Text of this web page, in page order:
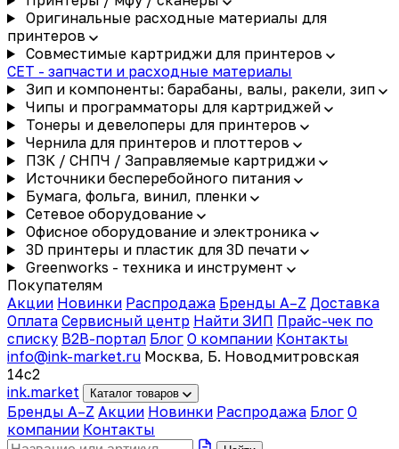
Оригинальные расходные материалы для
принтеров
Совместимые картриджи для принтеров
CET - запчасти и расходные материалы
Зип и компоненты: барабаны, валы, ракели, зип
Чипы и программаторы для картриджей
Тонеры и девелоперы для принтеров
Чернила для принтеров и плоттеров
ПЗК / СНПЧ / Заправляемые картриджи
Источники бесперебойного питания
Бумага, фольга, винил, пленки
Сетевое оборудование
Офисное оборудование и электроника
3D принтеры и пластик для 3D печати
Greenworks - техника и инструмент
Покупателям
Акции Новинки Распродажа Бренды A–Z Доставка
Оплата Сервисный центр Найти ЗИП Прайс-чек по
списку B2B-портал Блог О компании Контакты
info@ink-market.ru Москва, Б. Новодмитровская
14с2
ink.market Каталог товаров
Бренды A–Z Акции Новинки Распродажа Блог О
компании Контакты